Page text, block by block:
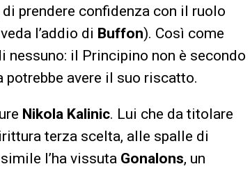
di prendere confidenza con il ruolo
l’addio di Buffon). Così come
nessuno: il Principino non è secondo
avere il suo riscatto.
Nikola Kalinic. Lui che da titolare
terza scelta, alle spalle di
l’ha vissuta Gonalons, un